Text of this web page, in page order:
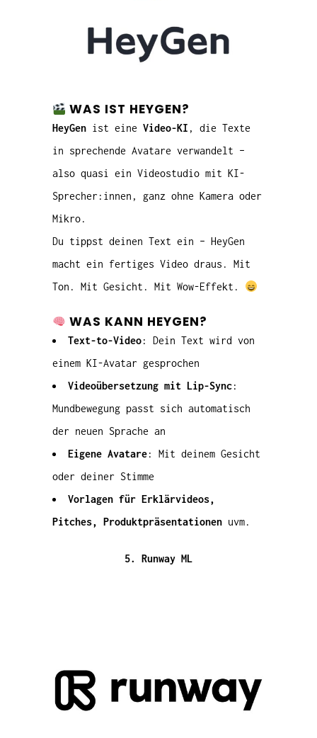
WAS IST HEYGEN?
HeyGen ist eine Video-KI , die Texte
in sprechende Avatare verwandelt –
also quasi ein Videostudio mit KI-
Sprecher:innen, ganz ohne Kamera oder
Mikro.
Du tippst deinen Text ein – HeyGen
macht ein fertiges Video draus. Mit
Ton. Mit Gesicht. Mit Wow-Effekt.
WAS KANN HEYGEN?
Text-to-Video: Dein Text wird von
einem KI-Avatar gesprochen
Videoübersetzung mit Lip-Sync:
Mundbewegung passt sich automatisch
der neuen Sprache an
Eigene Avatare: Mit deinem Gesicht
oder deiner Stimme
Vorlagen für Erklärvideos,
Pitches, Produktpräsentationen uvm.
5. Runway ML